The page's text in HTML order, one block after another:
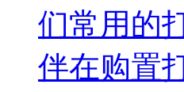
们常用的
伴在购置